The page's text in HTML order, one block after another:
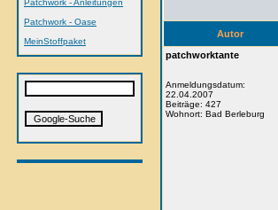
Patchwork - Anleitungen
Patchwork - Oase
MeinStoffpaket
Autor
patchworktante
Anmeldungsdatum:
22.04.2007
Beiträge: 427
Wohnort: Bad Berleburg